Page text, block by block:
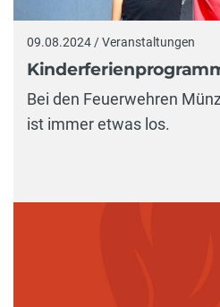
09.08.2024 / Veranstaltungen
Bei den Feuerwehren
ist immer etwas los.